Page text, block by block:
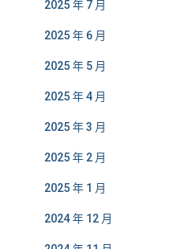
2025 年 7 月
2025 年 6 月
2025 年 5 月
2025 年 4 月
2025 年 3 月
2025 年 2 月
2025 年 1 月
2024 年 12 月